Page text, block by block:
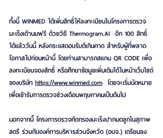
ทั้งนี้ WINMED ได้เพิ่มสิทธิ์ให้ลงทะเบียนในโครงการตรวจ
มะเร็งเต้านมฟรี ด้วยวิธี Thermogram.AI อีก 100 สิทธิ์
ได้แล้ววันนี้ หลังกระแสตอบรับดีเกินคาด สำหรับผู้ที่พลาด
โอกาสไปก่อนหน้านี้ โดยท่านสามารถสแกน QR CODE เพื่อ
ลงทะเบียนจองสิทธิ์ หรือศึกษาข้อมูลเพิ่มเติมได้ในหน้าเว็บไซต์
ของบริษัท https://www.winmed.com โดยจะเริ่มนัดหมาย
เพื่อเข้ารับการตรวจช่วงเดือนพฤษภาคมเป็นต้นไป
นอกจากนี้ โครงการตรวจคัดกรองมะเร็งปากมดลูกในสุภาพ
สตรี ร่วมกับองค์การบริหารส่วนจังหวัด (อบจ.) เตรียมลง